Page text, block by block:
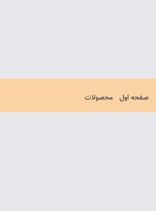
صفحه اول محصولات